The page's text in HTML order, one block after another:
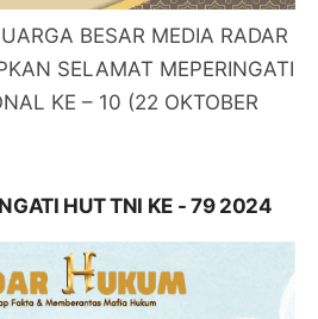
BESAR MEDIA RADAR
SELAMAT MEPERINGATI
KE – 10 (22 OKTOBER
HUT TNI KE - 79 2024